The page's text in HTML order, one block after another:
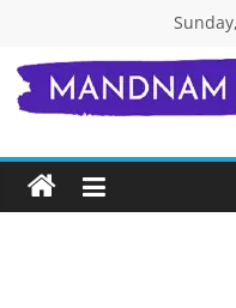
content
जाने
एक-